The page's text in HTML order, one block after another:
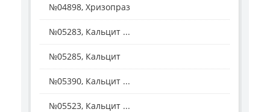
№04898, Хризопраз
№05283, Кальцит ...
№05285, Кальцит
№05390, Кальцит ...
№05523, Кальцит ...